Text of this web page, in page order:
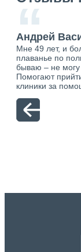
“
Андрей
Мне 49 лет, и
плаванье по
бываю – не
Помогают
клиники за